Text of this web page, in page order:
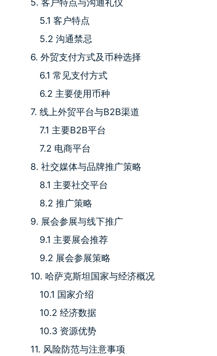
5. 客户特点与沟通礼仪
5.1 客户特点
5.2 沟通禁忌
6. 外贸支付方式及币种选择
6.1 常见支付方式
6.2 主要使用币种
7. 线上外贸平台与B2B渠道
7.1 主要B2B平台
7.2 电商平台
8. 社交媒体与品牌推广策略
8.1 主要社交平台
8.2 推广策略
9. 展会参展与线下推广
9.1 主要展会推荐
9.2 展会参展策略
10. 哈萨克斯坦国家与经济概况
10.1 国家介绍
10.2 经济数据
10.3 资源优势
11. 风险防范与注意事项